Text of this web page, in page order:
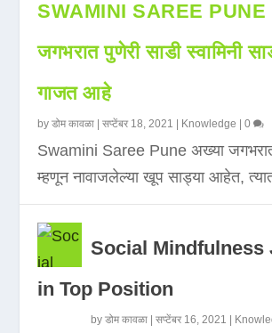
SWAMINI SAREE PUNE
जगभरात पुणेरी साडी स्वामिनी
गाजत आहे
byडोम कावळा |सप्टेंबर 18, 2021 Knowledge |0
Swamini Saree Pune अख्या जगभरात
म्हणून नावाजलेल्या खूप साड्या आहेत,
Social Mindfulness
in Top Position
byडोम कावळा |सप्टेंबर 16, 2021